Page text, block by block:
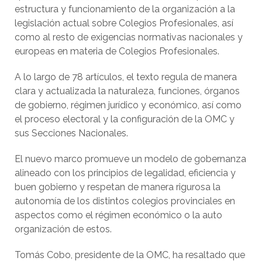
estructura y funcionamiento de la organización a la
legislación actual sobre Colegios Profesionales, así
como al resto de exigencias normativas nacionales y
europeas en materia de Colegios Profesionales.
A lo largo de 78 artículos, el texto regula de manera
clara y actualizada la naturaleza, funciones, órganos
de gobierno, régimen jurídico y económico, así como
el proceso electoral y la configuración de la OMC y
sus Secciones Nacionales.
El nuevo marco promueve un modelo de gobernanza
alineado con los principios de legalidad, eficiencia y
buen gobierno y respetan de manera rigurosa la
autonomía de los distintos colegios provinciales en
aspectos como el régimen económico o la auto
organización de estos.
Tomás Cobo, presidente de la OMC, ha resaltado que